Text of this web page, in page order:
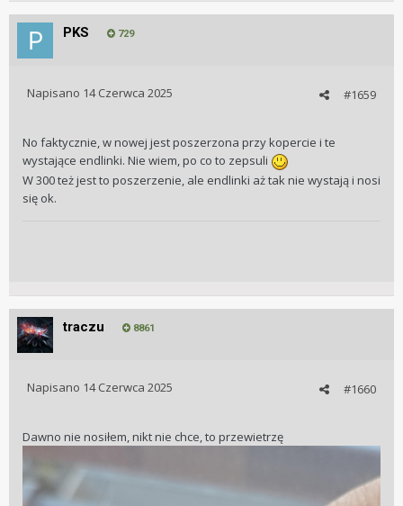
PKS 729
#1659
Napisano 14 Czerwca 2025
No faktycznie, w nowej jest poszerzona przy kopercie i te
wystające endlinki. Nie wiem, po co to zepsuli
W 300 też jest to poszerzenie, ale endlinki aż tak nie wystają i nosi
się ok.
traczu 8861
#1660
Napisano 14 Czerwca 2025
Dawno nie nosiłem, nikt nie chce, to przewietrzę